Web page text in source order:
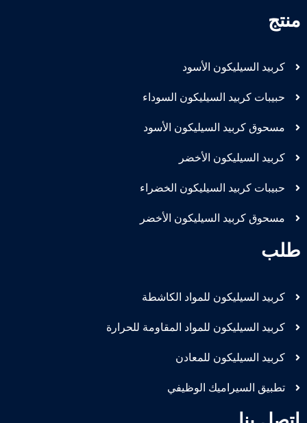
منتج
كربيد السيليكون الأسود
حبيبات كربيد السيليكون السوداء
مسحوق كربيد السيليكون الأسود
كربيد السيليكون الأخضر
حبيبات كربيد السيليكون الخضراء
مسحوق كربيد السيليكون الأخضر
طلب
كربيد السيليكون للمواد الكاشطة
كربيد السيليكون للمواد المقاومة للحرارة
كربيد السيليكون للمعادن
تطبيق السيراميك الوظيفي